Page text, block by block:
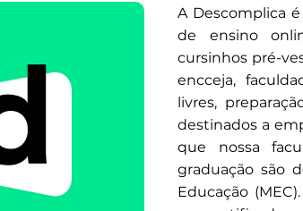
A Descomplica
de ensino
cursinhos pré-
encceja,
livres,
destinados a
que nossa
graduação são
Educação